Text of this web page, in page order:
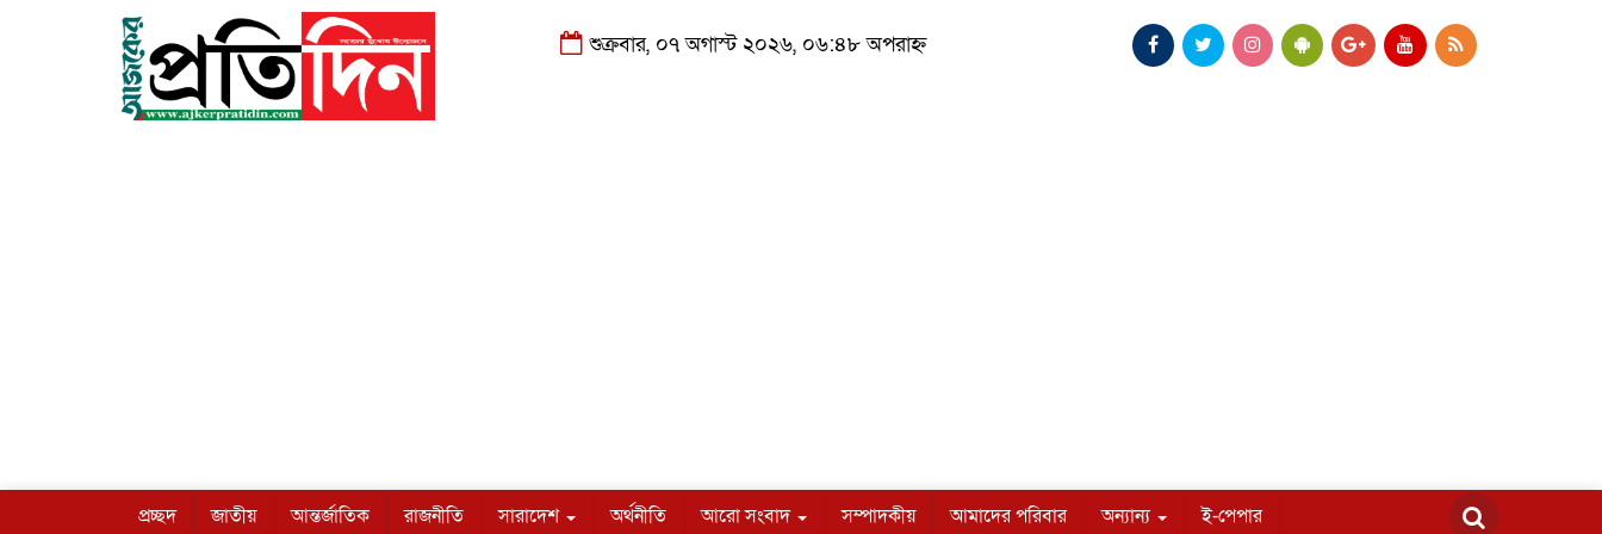
শুক্রবার, ০৭ অগাস্ট ২০২৬, ০৬:৪৮ অপরাহ্ন
প্রচ্ছদ জাতীয় আন্তর্জাতিক রাজনীতি সারাদেশ অর্থনীতি আরো সংবাদ সম্পাদকীয় আমাদের পরিবার অন্যান্য ই-পেপার